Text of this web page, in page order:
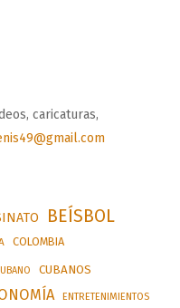
caricaturas,
BEÍSBOL
COLOMBIA
CUBANOS
ENTRETENIMIENTOS